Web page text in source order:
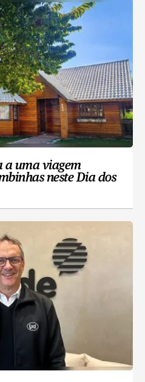
a uma viagem
neste Dia dos